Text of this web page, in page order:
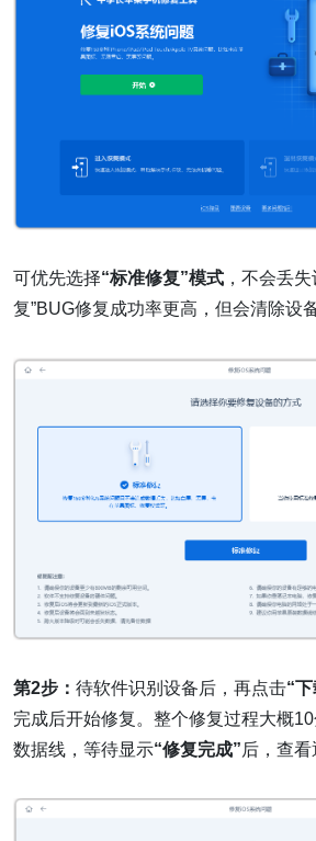
可优先选择“标准修复”模式 ，不会丢
复”BUG修复成功率更高，但会清除设
第2步： 待软件识别设备后，再点击“
完成后开始修复。整个修复过程大概
数据线，等待显示“修复完成”后，查看